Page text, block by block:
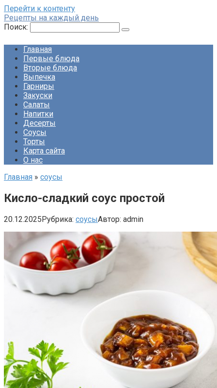
Перейти к контенту
Рецепты на каждый день
Поиск:
Главная
Первые блюда
Вторые блюда
Выпечка
Гарниры
Закуски
Салаты
Напитки
Десерты
Соусы
Торты
Карта сайта
О нас
Главная » соусы
Кисло-сладкий соус простой
20.12.2025Рубрика: соусыАвтор: admin